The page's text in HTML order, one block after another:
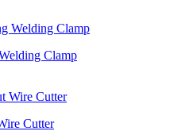
Clamp
Cutter